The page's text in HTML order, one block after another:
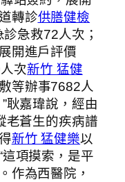
轉診供膳健檢
急救72人次；
開進戶評價
次新竹 猛健
等辦事7682人
耿嘉瑋說，經由
老蒼生的疾病譜
新竹 猛健樂以
項摸索，是平
作為西醫院，